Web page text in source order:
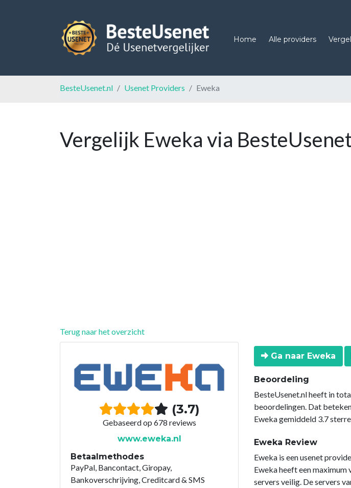
Home Alle providers
BesteUsenet.nl Usenet Providers Eweka
Vergelijk Eweka via
Terug naar het overzicht
(3.7)
Gebaseerd op 678 reviews
www.eweka.nl
Betaalmethodes
PayPal, Bancontact, Giropay,
Bankoverschrijving, Creditcard & SMS
Ga naar Eweka
Beoordeling
BesteUsenet.nl heeft in
beoordelingen. Dat
Eweka gemiddeld 3.7
Eweka Review
Eweka is een usenet
Eweka heeft een maximum
servers veilig. De servers